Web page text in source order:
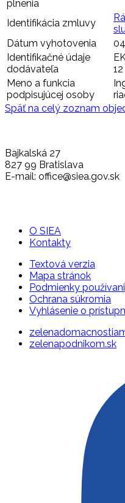
plnenia
Identifikácia zmluvy
Dátum vyhotovenia
Identifikačné údaje
dodávateľa
Meno a funkcia
podpisujúcej osoby
Späť na celý zoznam
Bajkalská 27
827 99 Bratislava
E-mail: office@siea.gov.sk
O SIEA
Kontakty
Textová verzia
Mapa stránok
Podmienky
Ochrana súkromia
Vyhlásenie o
zelenapodnikom.sk